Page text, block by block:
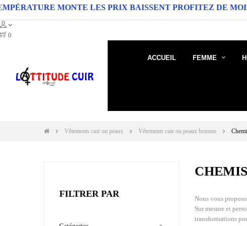
0
ACCUEIL FEMME
MONTE LES PRIX BAISSENT PROFITEZ DE MOINS 20 %
Vêtements cuir ou peaux Vêtements cuir ou peaux homme
FILTRER PAR
Nous vous
Sur mesure et
transformations